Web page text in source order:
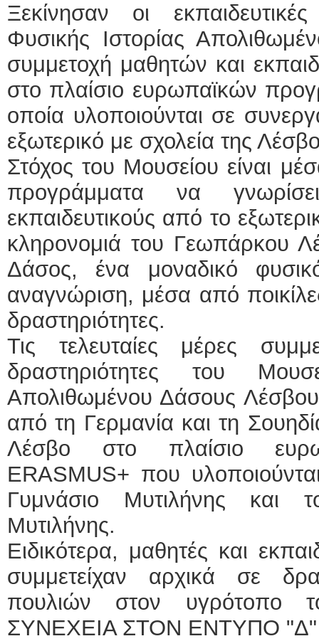
Ξεκίνησαν οι
Φυσικής Ιστορίας
συμμετοχή μαθητών και
στο πλαίσιο ευρωπαϊκών
οποία υλοποιούνται σε
εξωτερικό με σχολεία της
Στόχος του Μουσείου είναι
προγράμματα να
εκπαιδευτικούς από το
κληρονομιά του Γεωπάρκου
Δάσος, ένα μοναδικό
αναγνώριση, μέσα από
δραστηριότητες.
Τις τελευταίες μέρες
δραστηριότητες του
Απολιθωμένου Δάσους Λέσβου
από τη Γερμανία και τη
Λέσβο στο πλαίσιο
ERASMUS+ που
Γυμνάσιο Μυτιλήνης και
Μυτιλήνης.
Ειδικότερα, μαθητές και
συμμετείχαν αρχικά σε
πουλιών στον υγρότοπο
ΣΥΝΕΧΕΙΑ ΣΤΟΝ ΕΝΤΥΠΟ "Δ"